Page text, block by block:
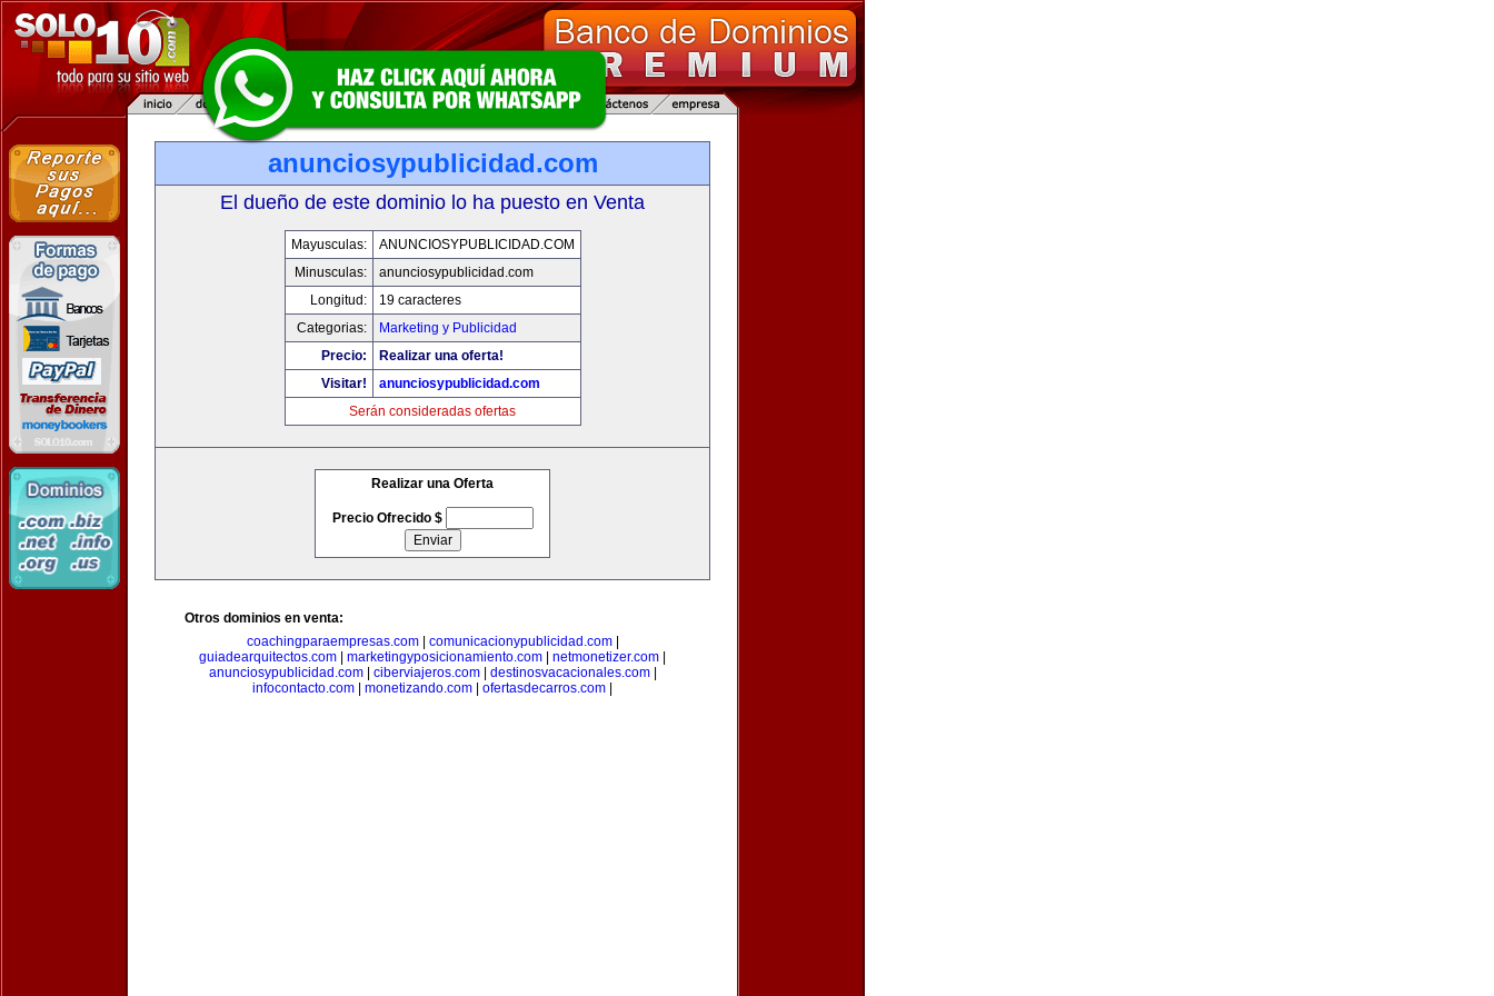
anunciosypublicidad.com
El dueño de este dominio lo ha puesto en Venta
Mayusculas:
ANUNCIOSYPUBLICIDAD.COM
Minusculas:
anunciosypublicidad.com
Longitud:
19 caracteres
Categorias:
Marketing y Publicidad
Precio:
Realizar una oferta!
Visitar!
anunciosypublicidad.com
Serán consideradas ofertas
Realizar una Oferta
Precio Ofrecido $
Otros dominios en venta:
coachingparaempresas.com| comunicacionypublicidad.com|
guiadearquitectos.com
marketingyposicionamiento.com netmonetizer.com
anunciosypublicidad.com| ciberviajeros.com| destinosvacacionales.com|
infocontacto.com
monetizando.com ofertasdecarros.com